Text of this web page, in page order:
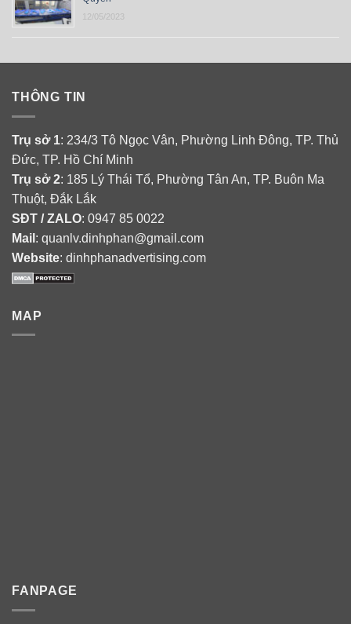
12/05/2023
THÔNG TIN
Trụ sở 1: 234/3 Tô Ngọc Vân, Phường Linh Đông, TP. Thủ
Đức, TP. Hồ Chí Minh
Trụ sở 2: 185 Lý Thái Tổ, Phường Tân An, TP. Buôn Ma
Thuột, Đắk Lắk
SĐT / ZALO: 0947 85 0022
Mail : quanlv.dinhphan@gmail.com
Website: dinhphanadvertising.com
MAP
FANPAGE